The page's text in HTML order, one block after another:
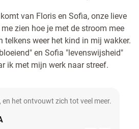
van Floris en Sofia, onze lieve
zien hoe je met de stroom mee
telkens weer het kind in mij wakker.
en Sofia "levenswijsheid"
ik met mijn werk naar streef.
het ontvouwt zich tot veel meer.